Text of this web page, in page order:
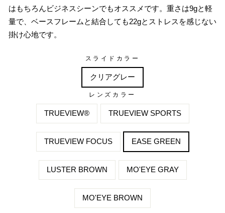
はもちろんビジネスシーンでもオススメです。重さは9gと軽
量で、ベースフレームと結合しても22gとストレスを感じない
掛け心地です。
スライドカラー
クリアグレー
レンズカラー
TRUEVIEW® TRUEVIEW SPORTS
TRUEVIEW FOCUS EASE GREEN
LUSTER BROWN MO'EYE GRAY
MO'EYE BROWN